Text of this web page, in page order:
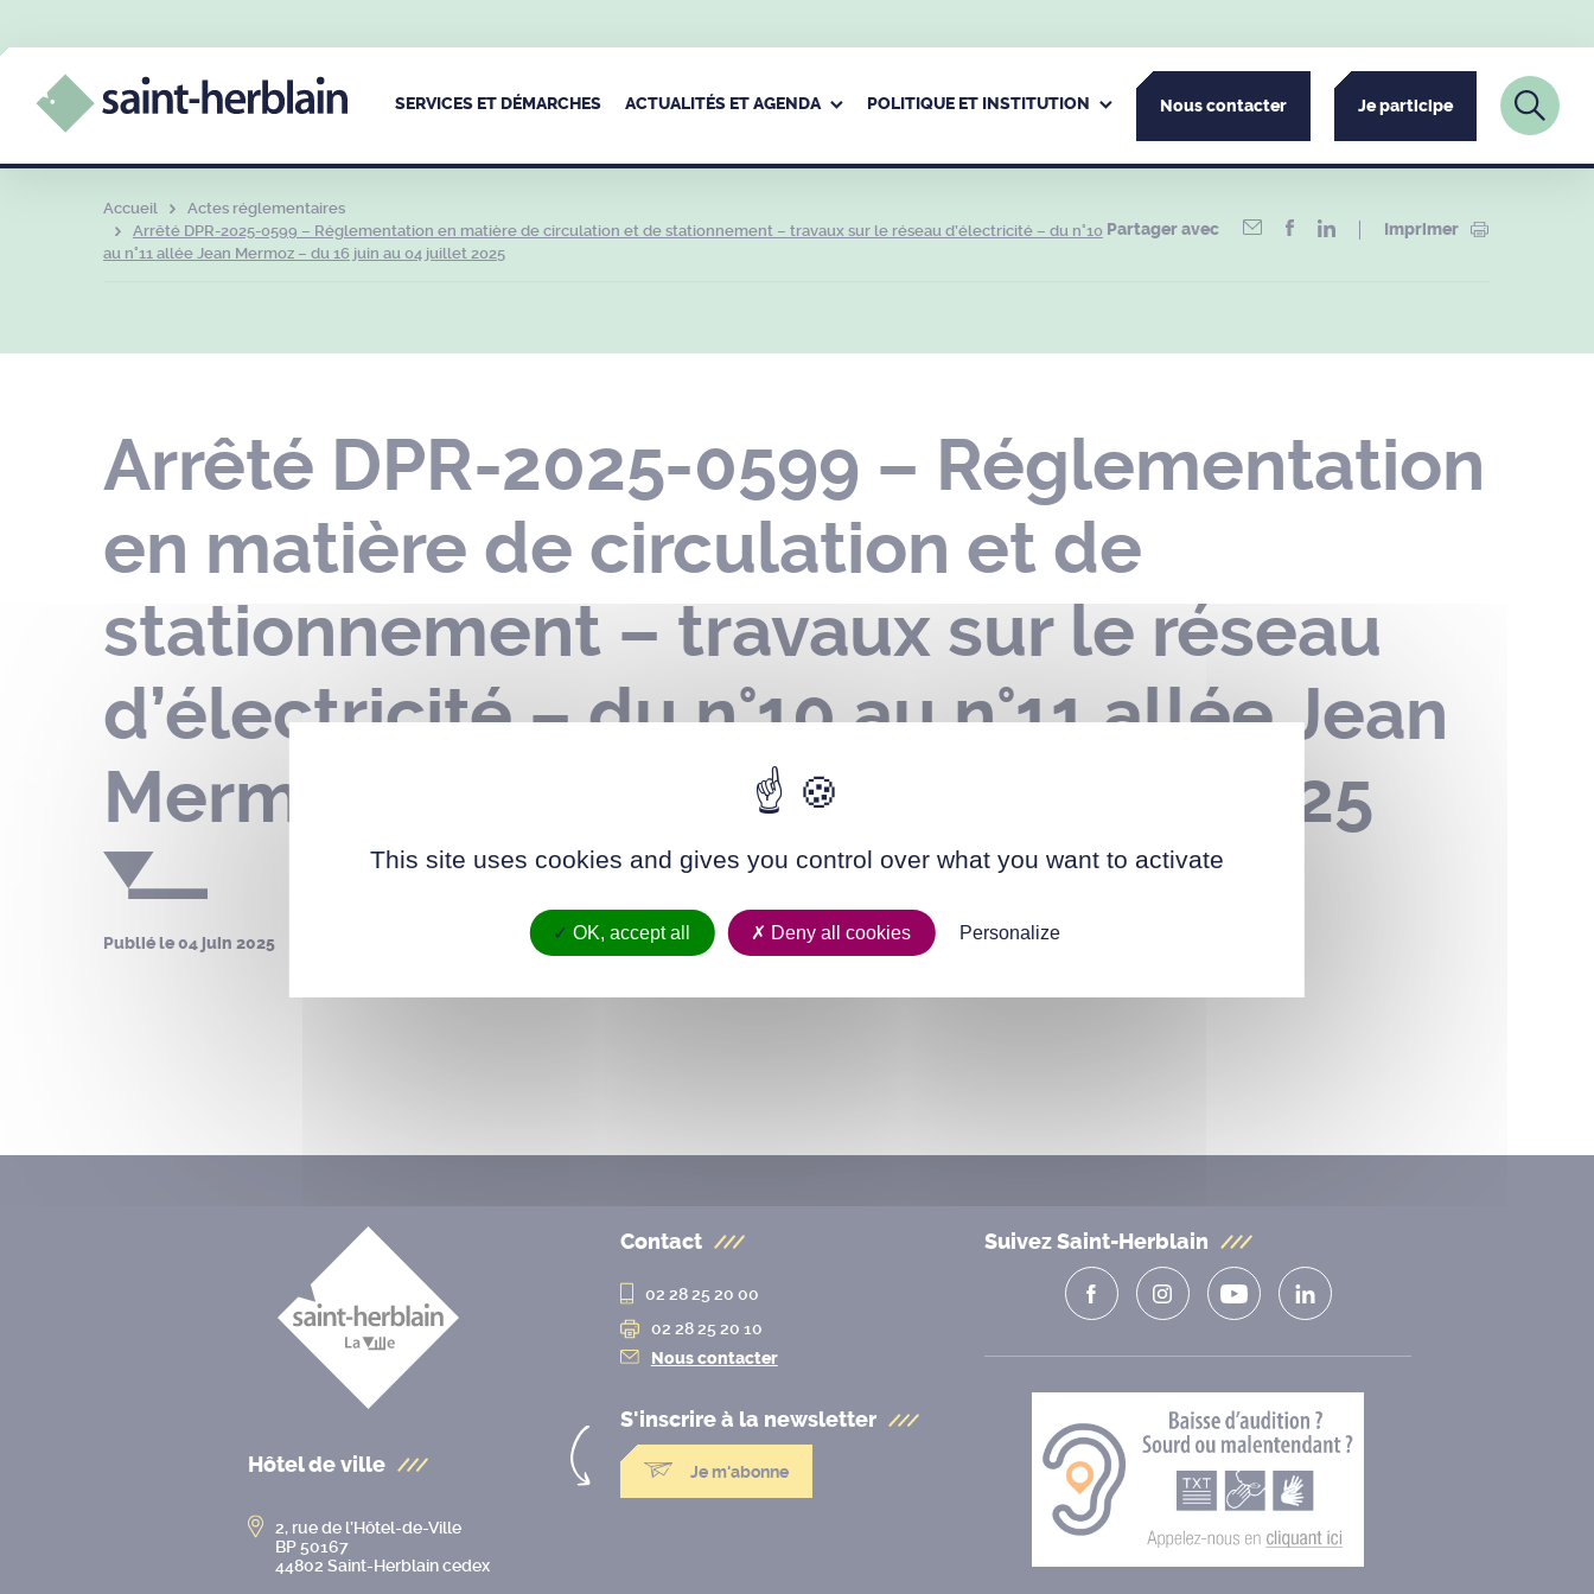
SERVICES ET DÉMARCHES ACTUALITÉS ET AGENDA POLITIQUE ET INSTITUTION Nous contacter Je participe
Accueil
Actes réglementaires
Arrêté DPR-2025-0599 – Réglementation en matière de circulation et de stationnement – travaux sur le réseau d’électricité – du n°10
au n°11 allée Jean Mermoz – du 16 juin au 04 juillet 2025
Partager avec Imprimer
Arrêté DPR-2025-0599 – Réglementation
en matière de circulation et de
stationnement – travaux sur le réseau
d’électricité – du n°10 au n°11 allée Jean
Mermoz – du 16 juin au 04 juillet 2025
Publié le04 juin 2025
Hôtel de ville
2, rue de l’Hôtel-de-Ville
BP 50167
44802 Saint-Herblain cedex
Contact
02 28 25 20 00
02 28 25 20 10
Nous contacter
S'inscrire à la newsletter
Je m'abonne
Suivez Saint-Herblain
This site uses cookies and gives you control over what you want to activate
OK, accept all Deny all cookies Personalize